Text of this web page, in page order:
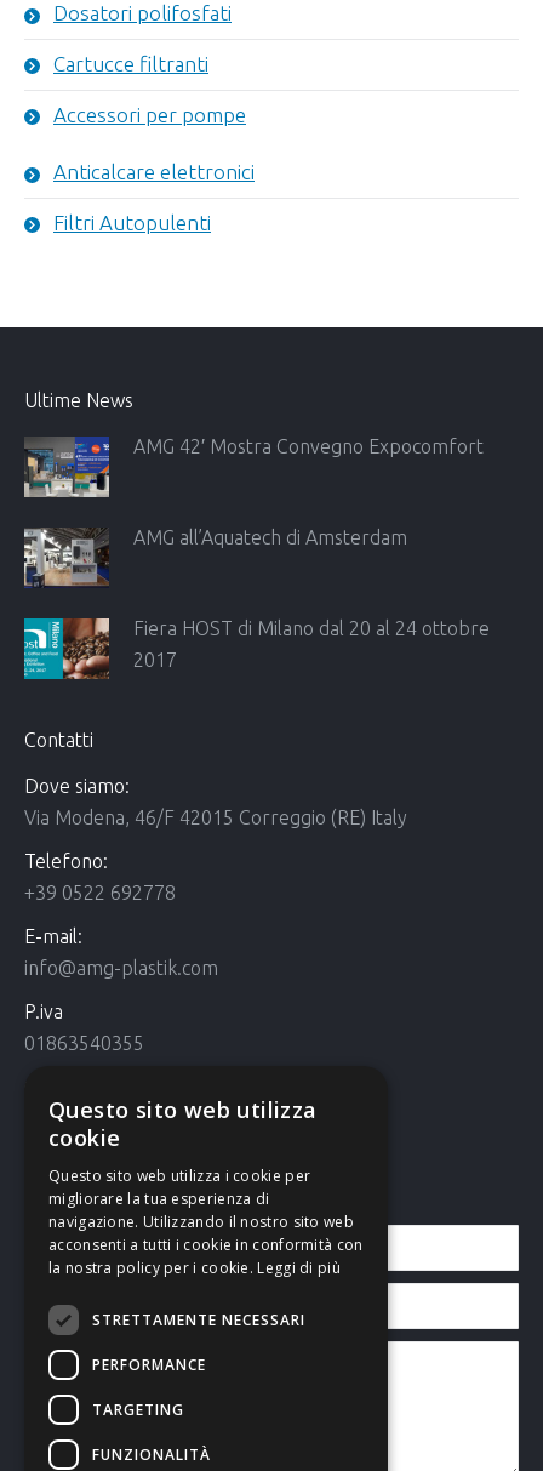
Dosatori polifosfati
Cartucce filtranti
Accessori per pompe
Anticalcare elettronici
Filtri Autopulenti
Ultime News
AMG 42′ Mostra Convegno Expocomfort
AMG all’Aquatech di Amsterdam
Fiera HOST di Milano dal 20 al 24 ottobre
2017
Contatti
Dove siamo:
Via Modena, 46/F 42015 Correggio (RE) Italy
Telefono:
+39 0522 692778
E-mail:
info@amg-plastik.com
P.iva
01863540355
Cookie policy
Contattaci
Questo sito web utilizza
cookie
Questo sito web utilizza i cookie per
migliorare la tua esperienza di
navigazione. Utilizzando il nostro sito web
acconsenti a tutti i cookie in conformità con
la nostra policy per i cookie. Leggi di più
STRETTAMENTE NECESSARI
PERFORMANCE
TARGETING
FUNZIONALITÀ